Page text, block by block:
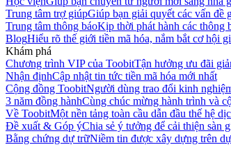
Trung tâm trợ giúpGiúp bạn giải quyết các vấn đề
Trung tâm thông báoKịp thời phát hành các thông
BlogHiểu rõ thế giới tiền mã hóa, nắm bắt cơ hội
Khám phá
Chương trình VIP của ToobitTận hưởng ưu đãi
Nhận địnhCập nhật tin tức tiền mã hóa mới nhất
Cộng đồng ToobitNgười dùng trao đổi kinh
3 năm đồng hànhCùng chúc mừng hành trình và
Về ToobitMột nền tảng toàn cầu dẫn đầu thế hệ
Đề xuất & Góp ýChia sẻ ý tưởng để cải thiện sàn
Bằng chứng dự trữNiềm tin được xây dựng trên